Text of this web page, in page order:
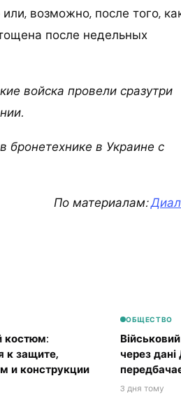
возможно, после того,
после недельных
войска провели сразутри
в Украине с
По материалам:
костюм:
к защите,
и конструкции
ОБЩЕСТВО
через
3 дня тому